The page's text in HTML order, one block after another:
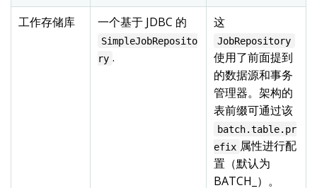
工作存储库
一个基于 JDBC 的
SimpleJobReposito
ry .
这
JobRepository
使用了前面提到
的数据源和事务
管理器。架构的
表前缀可通过该
batch.table.pr
efix 属性进行配
置（默认为
BATCH_）。